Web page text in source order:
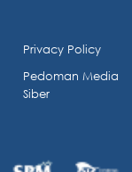
Privacy Policy
Pedoman Media
Siber